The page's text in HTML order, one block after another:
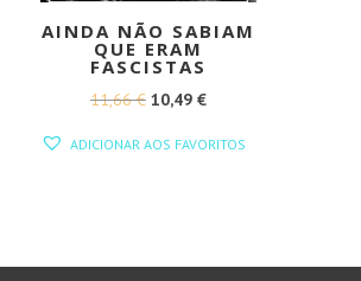
AINDA NÃO SABIAM
QUE ERAM
FASCISTAS
11,66€ O
10,49 €O
ADICIONAR AOS FAVORITOS